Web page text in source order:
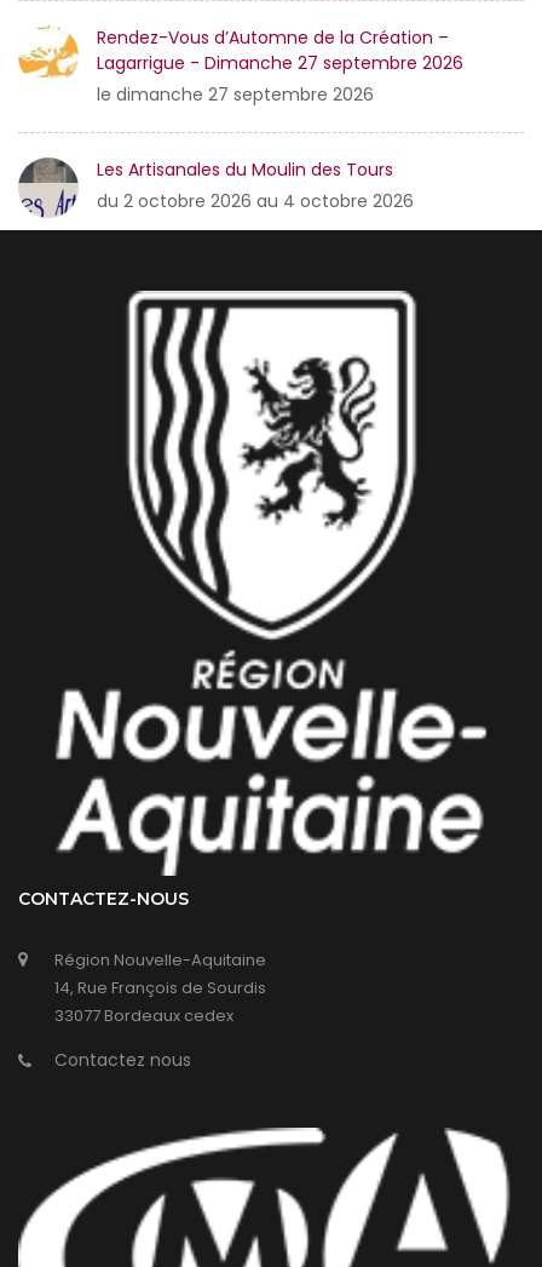
Rendez-Vous d’Automne de la Création –
Lagarrigue - Dimanche 27 septembre 2026
le dimanche 27 septembre 2026
Les Artisanales du Moulin des Tours
du 2 octobre 2026 au 4 octobre 2026
CONTACTEZ-NOUS
Région Nouvelle-Aquitaine
14, Rue François de Sourdis
33077 Bordeaux cedex
Contactez nous